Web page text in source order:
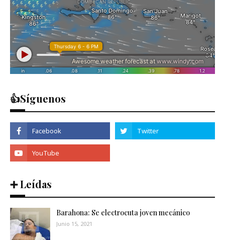
👍Síguenos
➕ Leídas
Barahona: Se electrocuta joven mecánico
Junio 15, 2021